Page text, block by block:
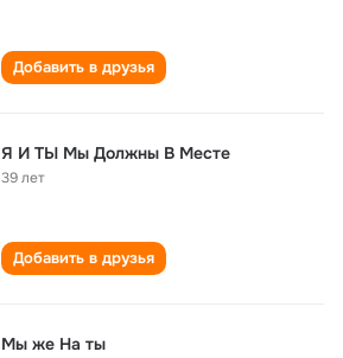
Добавить в друзья
Я И ТЫ Мы Должны В Месте
39 лет
Добавить в друзья
Мы же На ты